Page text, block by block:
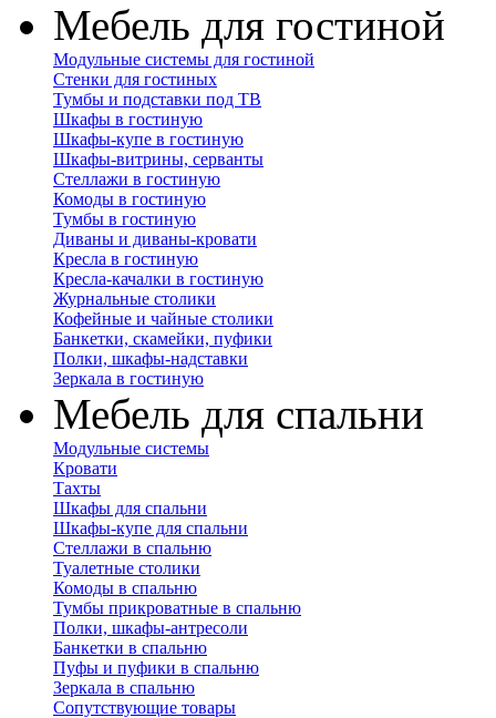
Мебель для гостиной
Модульные системы для гостиной
Стенки для гостиных
Тумбы и подставки под ТВ
Шкафы в гостиную
Шкафы-купе в гостиную
Шкафы-витрины, серванты
Стеллажи в гостиную
Комоды в гостиную
Тумбы в гостиную
Диваны и диваны-кровати
Кресла в гостиную
Кресла-качалки в гостиную
Журнальные столики
Кофейные и чайные столики
Банкетки, скамейки, пуфики
Полки, шкафы-надставки
Зеркала в гостиную
Мебель для спальни
Модульные системы
Кровати
Тахты
Шкафы для спальни
Шкафы-купе для спальни
Стеллажи в спальню
Туалетные столики
Комоды в спальню
Тумбы прикроватные в спальню
Полки, шкафы-антресоли
Банкетки в спальню
Пуфы и пуфики в спальню
Зеркала в спальню
Сопутствующие товары